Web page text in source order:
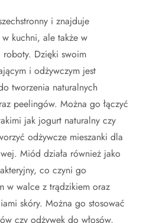
i znajduje
kuchni, ale także w
roboty. Dzięki swoim
i odżywczym jest
tworzenia naturalnych
peelingów. Można go łączyć
jak jogurt naturalny czy
odżywcze mieszanki dla
Miód działa również jako
co czyni go
w walce z trądzikiem oraz
skóry. Można go stosować
czy odżywek do włosów,